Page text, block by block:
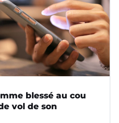
blessé au cou
vol de son